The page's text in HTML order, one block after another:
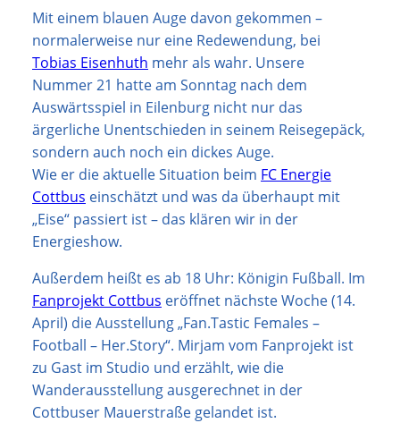
Mit einem blauen Auge davon gekommen –
normalerweise nur eine Redewendung, bei
Tobias Eisenhuth mehr als wahr. Unsere
Nummer 21 hatte am Sonntag nach dem
Auswärtsspiel in Eilenburg nicht nur das
ärgerliche Unentschieden in seinem Reisegepäck,
sondern auch noch ein dickes Auge.
Wie er die aktuelle Situation beim FC Energie
Cottbus einschätzt und was da überhaupt mit
„Eise“ passiert ist – das klären wir in der
Energieshow.
Außerdem heißt es ab 18 Uhr: Königin Fußball. Im
Fanprojekt Cottbus eröffnet nächste Woche (14.
April) die Ausstellung „Fan.Tastic Females –
Football – Her.Story“. Mirjam vom Fanprojekt ist
zu Gast im Studio und erzählt, wie die
Wanderausstellung ausgerechnet in der
Cottbuser Mauerstraße gelandet ist.